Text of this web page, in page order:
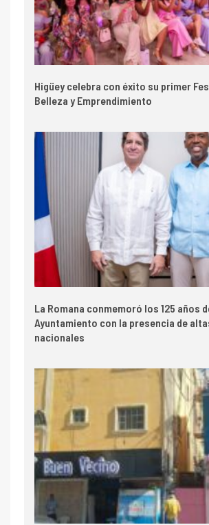
Higüey celebra con éxito su primer
Belleza y Emprendimiento
La Romana conmemoró los 125 años
Ayuntamiento con la presencia de
nacionales